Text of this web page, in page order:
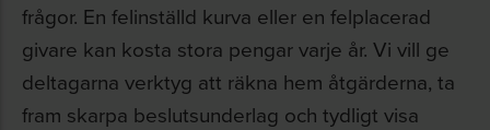
frågor. En felinställd kurva eller en felplacerad
givare kan kosta stora pengar varje år. Vi vill ge
deltagarna verktyg att räkna hem åtgärderna, ta
fram skarpa beslutsunderlag och tydligt visa